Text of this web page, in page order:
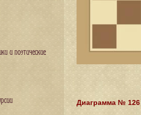
Диаграмма № 126
и поэтические